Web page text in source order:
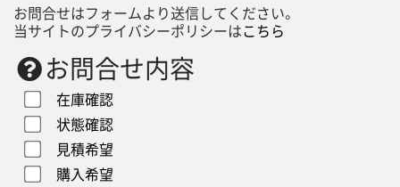
お問合せはフォームより送信してください。
当サイトのプライバシーポリシーはこちら
お問合せ内容
在庫確認
状態確認
見積希望
購入希望